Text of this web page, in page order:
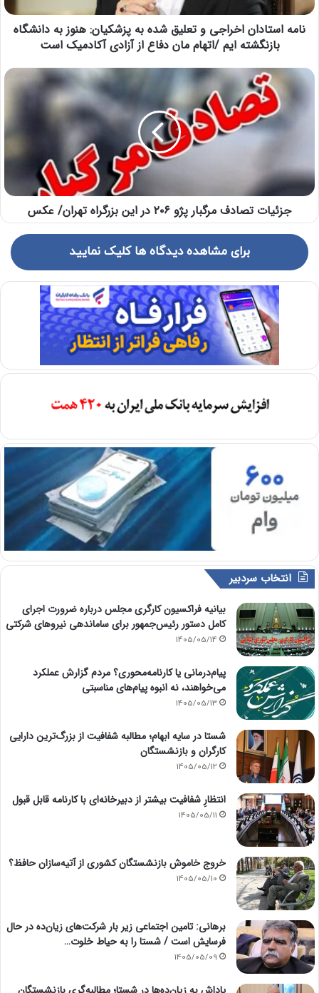
نامه استادان اخراجی و تعلیق شده به پزشکیان: هنوز به دانشگاه
بازنگشته ایم /اتهام مان دفاع از آزادی آکادمیک است
جزئیات تصادف مرگبار پژو ۲۰۶ در این بزرگراه تهران/ عکس
برای مشاهده دیدگاه ها کلیک نمایید
انتخاب سردبیر
بیانیه فراکسیون کارگری مجلس درباره ضرورت اجرای
کامل دستور رئیس‌جمهور برای ساماندهی نیروهای شرکتی
1405/05/14
پیام‌درمانی یا کارنامه‌محوری؟ مردم گزارش عملکرد
می‌خواهند، نه انبوه پیام‌های مناسبتی
1405/05/13
شستا در سایه ابهام؛ مطالبه شفافیت از بزرگ‌ترین دارایی
کارگران و بازنشستگان
1405/05/12
انتظارِ شفافیت بیشتر از دبیرخانه‌ای با کارنامه قابل قبول
1405/05/11
خروج خاموش بازنشستگان کشوری از آتیه‌سازان حافظ؟
1405/05/10
برهانی: تامین اجتماعی زیر بار شرکت‌های زیان‌ده در حال
فرسایش است / شستا را به حیاط خلوت…
1405/05/09